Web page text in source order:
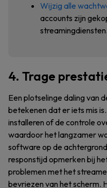
Wijzig alle
accounts zijn
streamingdiensten.
4. Trage
Een plotselinge daling van
betekenen dat er iets mis
installeren of de controle
waardoor het langzamer
software op de
responstijd opmerken bij
problemen met het
bevriezen van het scherm.